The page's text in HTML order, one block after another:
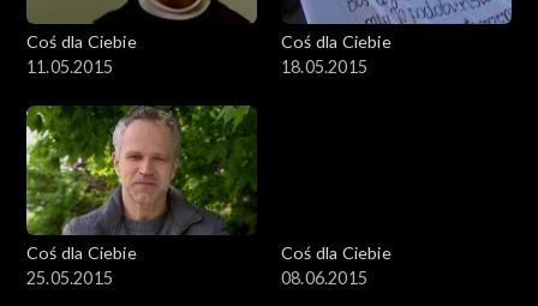
Coś dla Ciebie
11.05.2015
Coś dla Ciebie
18.05.2015
Coś dla Ciebie
25.05.2015
Coś dla Ciebie
08.06.2015